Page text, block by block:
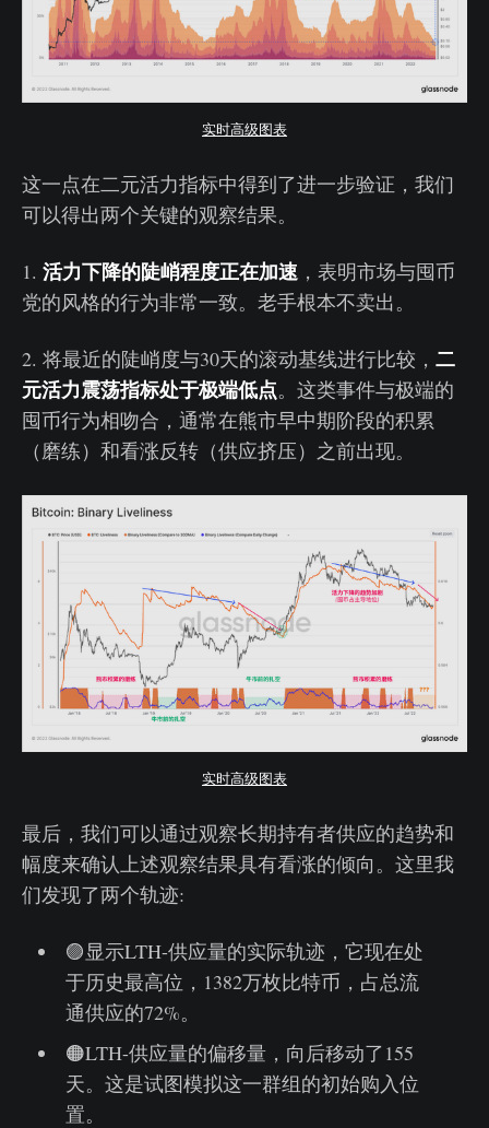
实时高级图表
这一点在二元活力指标中得到了进一步验证，我们
可以得出两个关键的观察结果。
1. 活力下降的陡峭程度正在加速 ，表明市场与囤币
党的风格的行为非常一致。老手根本不卖出。
2. 将最近的陡峭度与30天的滚动基线进行比较， 二
元活力震荡指标处于极端低点。这类事件与极端的
囤币行为相吻合，通常在熊市早中期阶段的积累
（磨练）和看涨反转（供应挤压）之前出现。
实时高级图表
最后，我们可以通过观察长期持有者供应的趋势和
幅度来确认上述观察结果具有看涨的倾向。这里我
们发现了两个轨迹:
🟣显示LTH-供应量的实际轨迹，它现在处
于历史最高位，1382万枚比特币，占总流
通供应的72%。
🟠LTH-供应量的偏移量，向后移动了155
天。这是试图模拟这一群组的初始购入位
置。